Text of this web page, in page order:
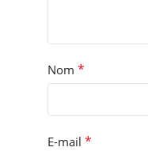
Nom *
E-mail *